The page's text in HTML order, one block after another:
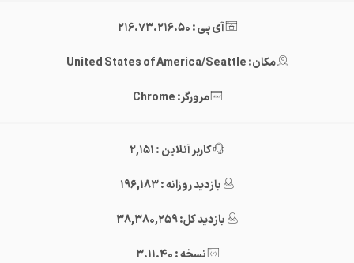
آی پی : 216.73.216.50
مکان: United States of America/Seattle
مرورگر: Chrome
کاربر آنلاین : 2,151
بازدید روزانه : 196,183
بازدید کل: 38,380,259
نسخه : 3.11.40